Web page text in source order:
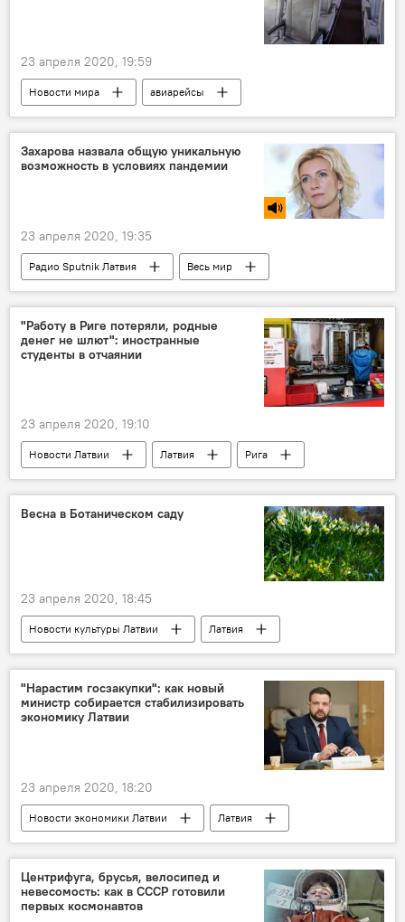
23 апреля 2020, 19:59
Новости мира
авиарейсы
авиакомпания Ryanair
коронавирус
Захарова назвала общую уникальную
возможность в условиях пандемии
23 апреля 2020, 19:35
Радио Sputnik Латвия
Весь мир
коронавирус
Мария Захарова
МИД РФ
"Работу в Риге потеряли, родные
денег не шлют": иностранные
студенты в отчаянии
23 апреля 2020, 19:10
Новости Латвии Латвия
Рига
студенты
коронавирус
Весна в Ботаническом саду
23 апреля 2020, 18:45
Новости культуры Латвии
Латвия
Ботанический сад
Рига
"Нарастим госзакупки": как новый
министр собирается стабилизировать
экономику Латвии
23 апреля 2020, 18:20
Новости экономики Латвии
Латвия
экономика
коронавирус
экономический кризис
Центрифуга, брусья, велосипед и
невесомость: как в СССР готовили
первых космонавтов